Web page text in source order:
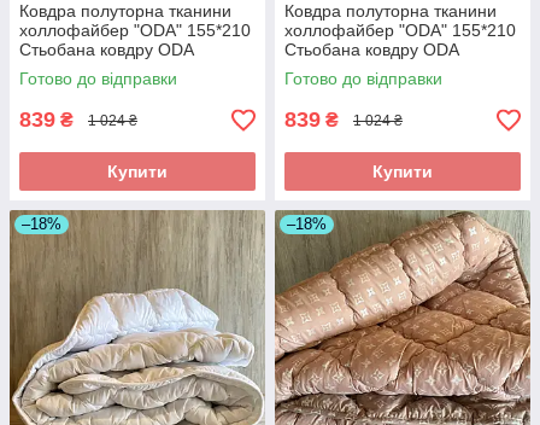
Ковдра полуторна тканини
холлофайбер "ODA" 155*210
Стьобана ковдру ODA
Готово до відправки
839 ₴ 1 024 ₴
Купити
Ковдра полуторна тканини
холлофайбер "ODA" 155*210
Стьобана ковдру ODA
Готово до відправки
839 ₴ 1 024 ₴
Купити
–18% –18%